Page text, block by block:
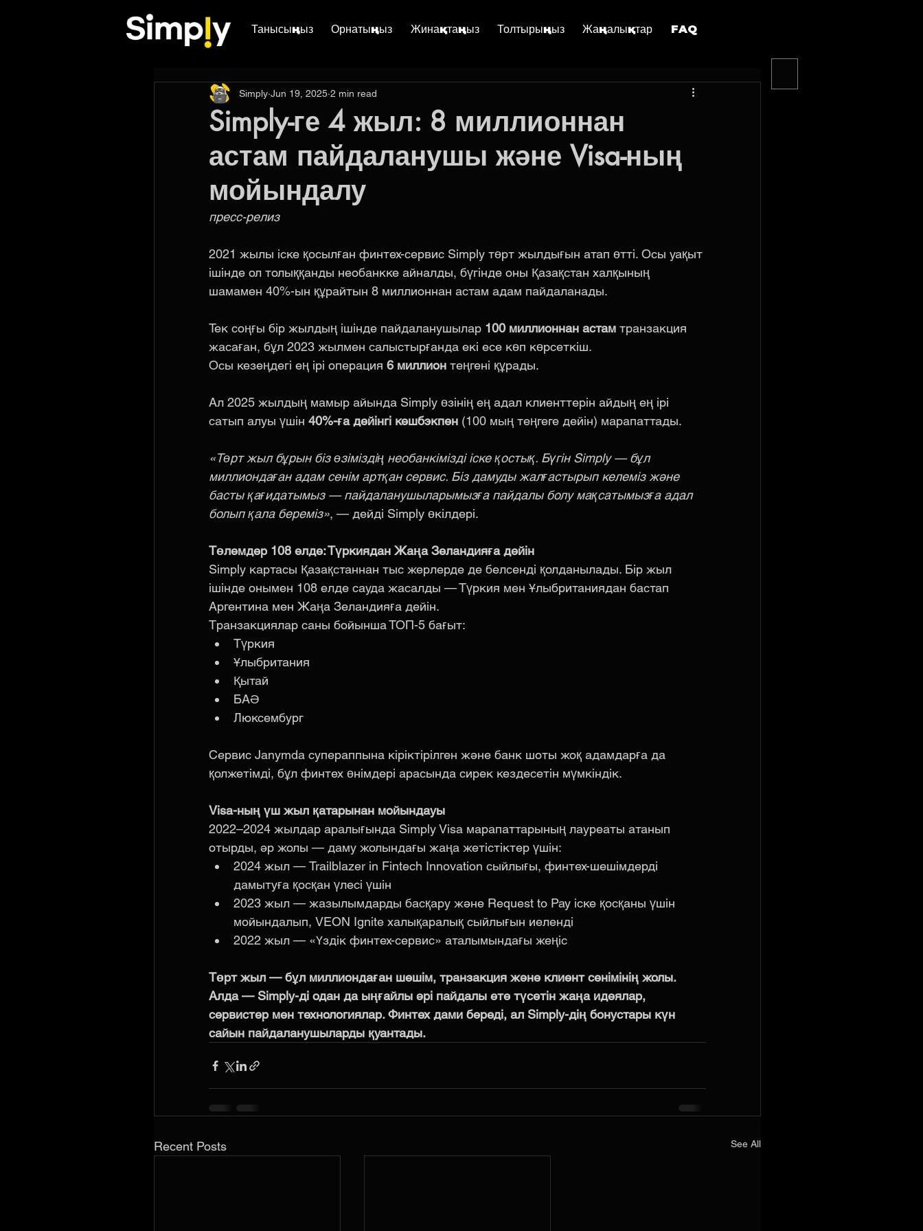
Танысыңыз Орнатыңыз Жинақтаңыз Толтырыңыз Жаңалықтар FAQ
Simply-ге 4 жыл: 8 миллионнан
астам пайдаланушы және Visa-ның
мойындалу
Simply Jun 19, 2025 2 min read
пресс-релиз
2021 жылы іске қосылған финтех-сервис Simply төрт жылдығын атап өтті. Осы уақыт
ішінде ол толыққанды необанкке айналды, бүгінде оны Қазақстан халқының
шамамен 40%-ын құрайтын 8 миллионнан астам адам пайдаланады.
Тек соңғы бір жылдың ішінде пайдаланушылар 100 миллионнан астам транзакция
жасаған, бұл 2023 жылмен салыстырғанда екі есе көп көрсеткіш.
Осы кезеңдегі ең ірі операция 6 миллион теңгені құрады.
Ал 2025 жылдың мамыр айында Simply өзінің ең адал клиенттерін айдың ең ірі
сатып алуы үшін 40%-ға дейінгі кешбэкпен (100 мың теңгеге дейін) марапаттады.
«Төрт жыл бұрын біз өзіміздің необанкімізді іске қостық. Бүгін Simply — бұл
миллиондаған адам сенім артқан сервис. Біз дамуды жалғастырып келеміз және
басты қағидатымыз — пайдаланушыларымызға пайдалы болу мақсатымызға адал
болып қала береміз», — дейді Simply өкілдері.
Төлемдер 108 елде: Түркиядан Жаңа Зеландияға дейін
Simply картасы Қазақстаннан тыс жерлерде де белсенді қолданылады. Бір жыл
ішінде онымен 108 елде сауда жасалды — Түркия мен Ұлыбританиядан бастап
Аргентина мен Жаңа Зеландияға дейін.
Транзакциялар саны бойынша ТОП-5 бағыт:
Түркия
Ұлыбритания
Қытай
БАӘ
Люксембург
Сервис Janymda супераппына кіріктірілген және банк шоты жоқ адамдарға да
қолжетімді, бұл финтех өнімдері арасында сирек кездесетін мүмкіндік.
Visa-ның үш жыл қатарынан мойындауы
2022–2024 жылдар аралығында Simply Visa марапаттарының лауреаты атанып
отырды, әр жолы — даму жолындағы жаңа жетістіктер үшін:
2024 жыл — Trailblazer in Fintech Innovation сыйлығы, финтех-шешімдерді
дамытуға қосқан үлесі үшін
2023 жыл — жазылымдарды басқару және Request to Pay іске қосқаны үшін
мойындалып, VEON Ignite халықаралық сыйлығын иеленді
2022 жыл — «Үздік финтех-сервис» аталымындағы жеңіс
Төрт жыл — бұл миллиондаған шешім, транзакция және клиент сенімінің жолы.
Алда — Simply-ді одан да ыңғайлы әрі пайдалы ете түсетін жаңа идеялар,
сервистер мен технологиялар. Финтех дами береді, ал Simply-дің бонустары күн
сайын пайдаланушыларды қуантады.
Recent Posts See All